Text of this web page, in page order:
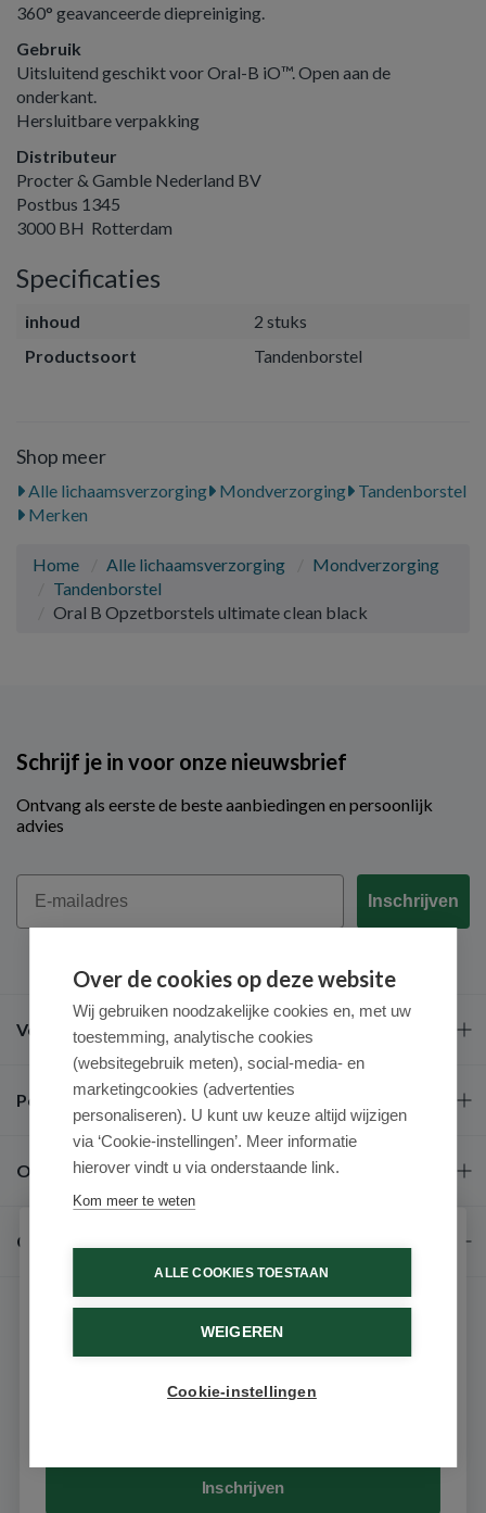
360° geavanceerde diepreiniging.
Gebruik
Uitsluitend geschikt voor Oral-B iO™. Open aan de
onderkant.
Hersluitbare verpakking
Distributeur
Procter & Gamble Nederland BV
Postbus 1345
3000 BH Rotterdam
Specificaties
inhoud
2 stuks
Productsoort
Tandenborstel
Shop meer
Alle lichaamsverzorging Mondverzorging
Tandenborstel
Merken
Home Alle lichaamsverzorging
Mondverzorging
Tandenborstel
Oral B Opzetborstels ultimate clean black
Schrijf je in voor onze nieuwsbrief
Ontvang als eerste de beste aanbiedingen en persoonlijk
advies
Email
Inschrijven
Veel gestelde vragen
Populaire merken
Over ons
Contact
9.6 / 10 (531 beoordelingen)
Over de cookies op deze website
Wij gebruiken noodzakelijke cookies en, met uw
toestemming, analytische cookies
(websitegebruik meten), social-media- en
marketingcookies (advertenties
personaliseren). U kunt uw keuze altijd wijzigen
via ‘Cookie-instellingen’. Meer informatie
hierover vindt u via onderstaande link.
Kom meer te weten
ALLE COOKIES TOESTAAN
WEIGEREN
Cookie-instellingen
Schrijf je in voor onze nieuwsbrief
Ontvang als eerste de beste aanbiedingen en persoonlijk
advies
Inschrijven